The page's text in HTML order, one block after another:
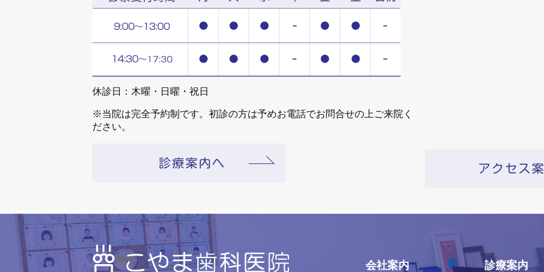
休診日：木曜・日曜・祝日
※当院は完全予約制です。初診の方は予めお電話でお問合せの上ご来院く
ださい。
会社案内 診療案内